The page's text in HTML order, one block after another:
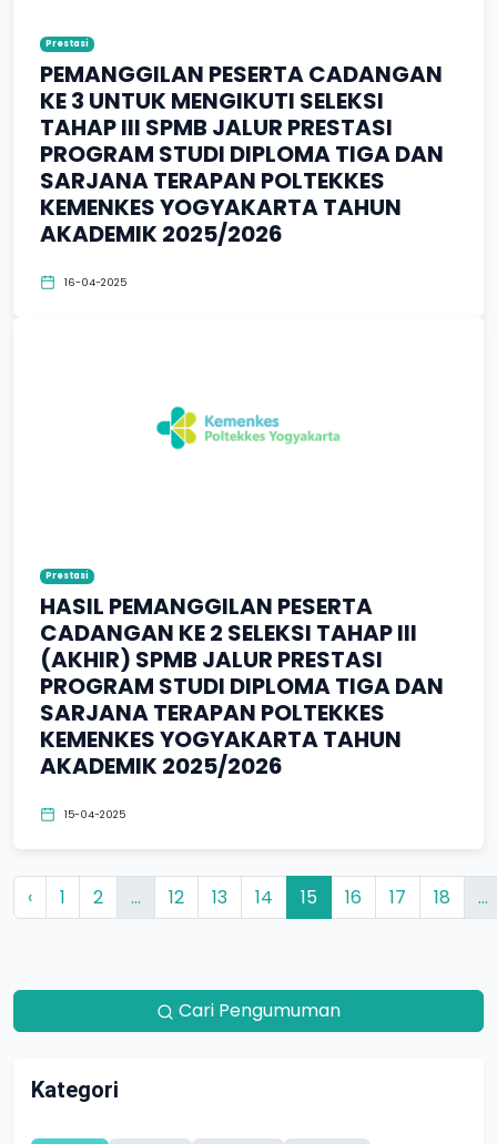
Prestasi
PEMANGGILAN PESERTA CADANGAN
KE 3 UNTUK MENGIKUTI SELEKSI
TAHAP III SPMB JALUR PRESTASI
PROGRAM STUDI DIPLOMA TIGA DAN
SARJANA TERAPAN POLTEKKES
KEMENKES YOGYAKARTA TAHUN
AKADEMIK 2025/2026
16-04-2025
Prestasi
HASIL PEMANGGILAN PESERTA
CADANGAN KE 2 SELEKSI TAHAP III
(AKHIR) SPMB JALUR PRESTASI
PROGRAM STUDI DIPLOMA TIGA DAN
SARJANA TERAPAN POLTEKKES
KEMENKES YOGYAKARTA TAHUN
AKADEMIK 2025/2026
15-04-2025
‹ 1 2 ... 12 13 14 15 16 17 18 ...
Cari Pengumuman
Kategori